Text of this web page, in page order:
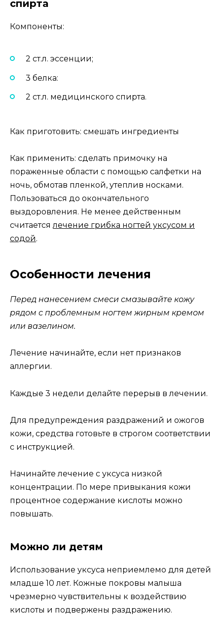
спирта
Компоненты:
2 ст.л. эссенции;
3 белка:
2 ст.л. медицинского спирта.
Как приготовить: смешать ингредиенты
Как применить: сделать примочку на
пораженные области с помощью салфетки на
ночь, обмотав пленкой, утеплив носками.
Пользоваться до окончательного
выздоровления. Не менее действенным
считаетсялечение грибка ногтей уксусом и
содой.
Особенности лечения
Перед нанесением смеси смазывайте кожу
рядом с проблемным ногтем жирным кремом
или вазелином.
Лечение начинайте, если нет признаков
аллергии.
Каждые 3 недели делайте перерыв в лечении.
Для предупреждения раздражений и ожогов
кожи, средства готовьте в строгом соответствии
с инструкцией.
Начинайте лечение с уксуса низкой
концентрации. По мере привыкания кожи
процентное содержание кислоты можно
повышать.
Можно ли детям
Использование уксуса неприемлемо для детей
младше 10 лет. Кожные покровы малыша
чрезмерно чувствительны к воздействию
кислоты и подвержены раздражению.